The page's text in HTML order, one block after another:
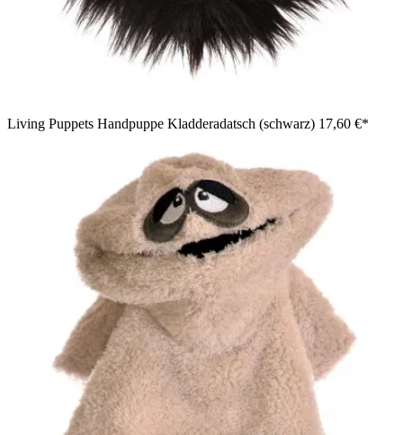
Living Puppets Handpuppe Kladderadatsch (schwarz) 17,60 €*